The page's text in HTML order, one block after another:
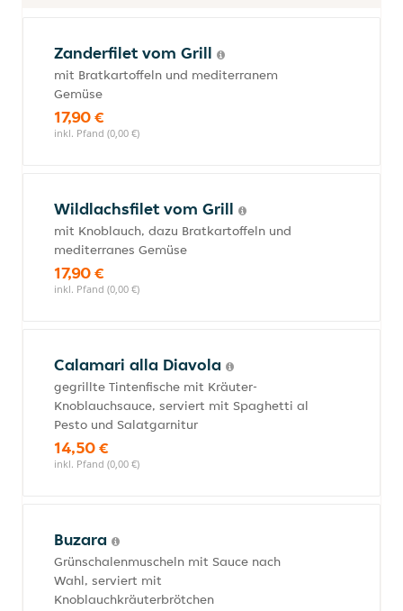
Zanderfilet vom Grill
mit Bratkartoffeln und mediterranem
Gemüse
17,90 €
inkl. Pfand (0,00 €)
Wildlachsfilet vom Grill
mit Knoblauch, dazu Bratkartoffeln und
mediterranes Gemüse
17,90 €
inkl. Pfand (0,00 €)
Calamari alla Diavola
gegrillte Tintenfische mit Kräuter-
Knoblauchsauce, serviert mit Spaghetti al
Pesto und Salatgarnitur
14,50 €
inkl. Pfand (0,00 €)
Buzara
Grünschalenmuscheln mit Sauce nach
Wahl, serviert mit
Knoblauchkräuterbrötchen